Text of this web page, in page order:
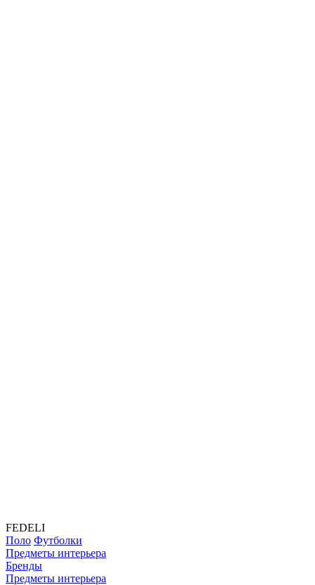
FEDELI
Поло Футболки
Предметы интерьера
Бренды
Предметы интерьера